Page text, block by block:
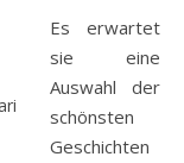
Es erwartet
sie eine
Auswahl der
schönsten
Geschichten